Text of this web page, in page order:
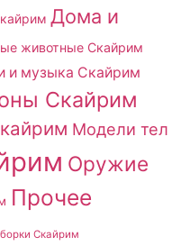
Дома и
животные Скайрим
и музыка Скайрим
Скайрим
Модели тел
Оружие
Прочее
Скайрим